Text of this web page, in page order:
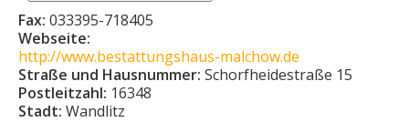
Fax: 033395-718405
Webseite:
http://www.bestattungshaus-malchow.de
Straße und Hausnummer: Schorfheidestraße 15
Postleitzahl: 16348
Stadt: Wandlitz